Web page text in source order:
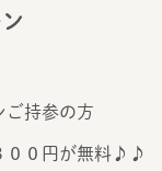
ご持参の方
００円が無料♪♪